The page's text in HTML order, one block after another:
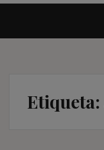
Etiqueta: